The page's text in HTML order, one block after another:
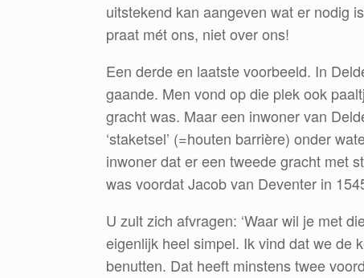
uitstekend kan aangeven wat er nodig
praat mét ons, niet over ons!
Een derde en laatste voorbeeld. In
gaande. Men vond op die plek ook
gracht was. Maar een inwoner van
‘staketsel’ (=houten barrière) onder
inwoner dat er een tweede gracht met
was voordat Jacob van Deventer in
U zult zich afvragen: ‘Waar wil je met
eigenlijk heel simpel. Ik vind dat we de
benutten. Dat heeft minstens twee